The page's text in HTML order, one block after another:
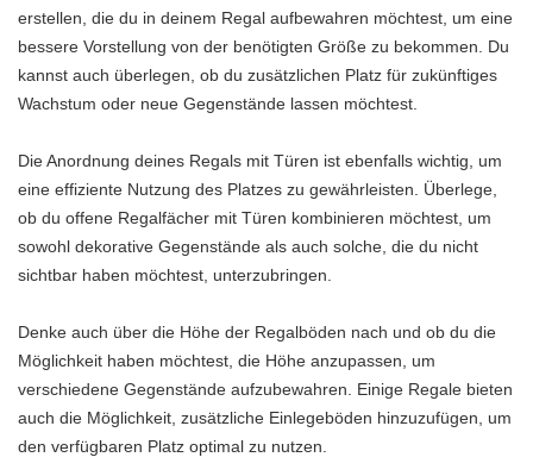
erstellen, die du in deinem Regal aufbewahren möchtest, um eine
bessere Vorstellung von der benötigten Größe zu bekommen. Du
kannst auch überlegen, ob du zusätzlichen Platz für zukünftiges
Wachstum oder neue Gegenstände lassen möchtest.
Die Anordnung deines Regals mit Türen ist ebenfalls wichtig, um
eine effiziente Nutzung des Platzes zu gewährleisten. Überlege,
ob du offene Regalfächer mit Türen kombinieren möchtest, um
sowohl dekorative Gegenstände als auch solche, die du nicht
sichtbar haben möchtest, unterzubringen.
Denke auch über die Höhe der Regalböden nach und ob du die
Möglichkeit haben möchtest, die Höhe anzupassen, um
verschiedene Gegenstände aufzubewahren. Einige Regale bieten
auch die Möglichkeit, zusätzliche Einlegeböden hinzuzufügen, um
den verfügbaren Platz optimal zu nutzen.